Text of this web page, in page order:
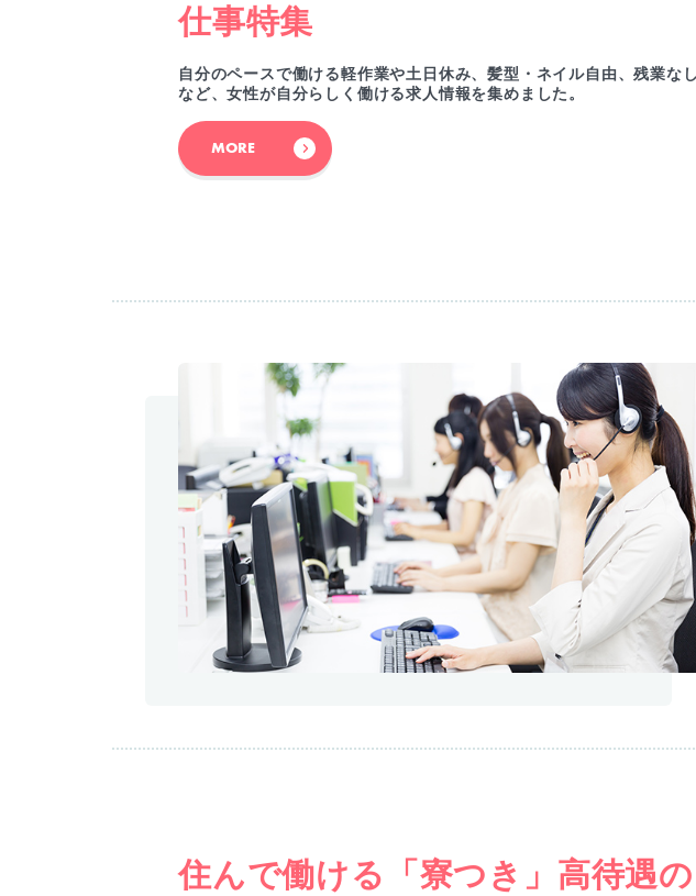
仕事特集
自分のペースで働ける軽作業や土日休み、髪型・ネイル自由、残業なし
など、女性が自分らしく働ける求人情報を集めました。
MORE
住んで働ける「寮つき」高待遇の